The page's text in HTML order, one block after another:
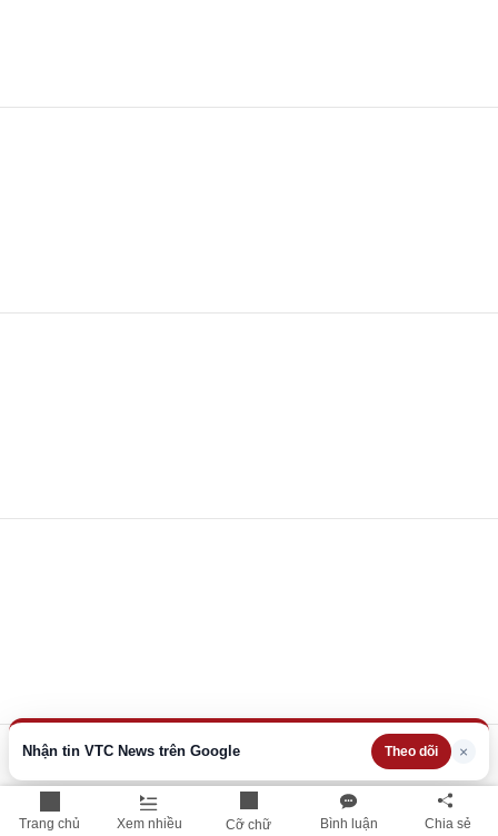
Trang chủ Xem nhiều Cỡ chữ Bình luận Chia sẻ
Nhận tin VTC News trên Google Theo dõi ×